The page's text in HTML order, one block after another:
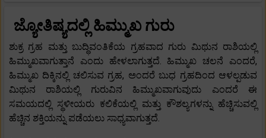
ಜ್ಯೋತಿಷ್ಯದಲ್ಲಿ ಹಿಮ್ಮುಖ ಗುರು
ಶುಕ್ರ ಗ್ರಹ ಮತ್ತು ಬುದ್ಧಿವಂತಿಕೆಯ ಗ್ರಹವಾದ ಗುರು ಮಿಥುನ ರಾಶಿಯಲ್ಲಿ
ಹಿಮ್ಮುಖವಾಗುತ್ತಾನೆ ಎಂದು ಹೇಳಲಾಗುತ್ತದೆ. ಹಿಮ್ಮುಖ ಚಲನೆ ಎಂದರೆ,
ಹಿಮ್ಮುಖ ದಿಕ್ಕಿನಲ್ಲಿ ಚಲಿಸುವ ಗ್ರಹ, ಅಂದರೆ ಬುಧ ಗ್ರಹದಿಂದ ಆಳಲ್ಪಡುವ
ಮಿಥುನ ರಾಶಿಯಲ್ಲಿ ಗುರುವಿನ ಹಿಮ್ಮುಖವಾಗುವುದು ಎಂದರೆ ಈ
ಸಮಯದಲ್ಲಿ ಸ್ಥಳೀಯರು ಕಲಿಕೆಯಲ್ಲಿ ಮತ್ತು ಕೌಶಲ್ಯಗಳನ್ನು ಹೆಚ್ಚಿಸುವಲ್ಲಿ
ಹೆಚ್ಚಿನ ಶಕ್ತಿಯನ್ನು ಪಡೆಯಲು ಸಾಧ್ಯವಾಗುತ್ತದೆ.